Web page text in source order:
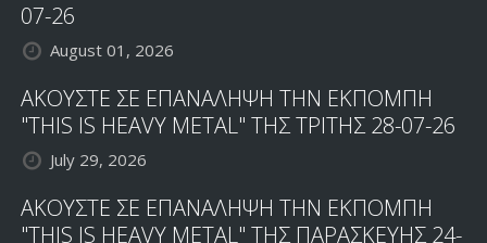
07-26
August 01, 2026
ΑΚΟΥΣΤΕ ΣΕ ΕΠΑΝΑΛΗΨΗ ΤΗΝ ΕΚΠΟΜΠΗ
"THIS IS HEAVY METAL" ΤΗΣ ΤΡΙΤΗΣ 28-07-26
July 29, 2026
ΑΚΟΥΣΤΕ ΣΕ ΕΠΑΝΑΛΗΨΗ ΤΗΝ ΕΚΠΟΜΠΗ
"THIS IS HEAVY METAL" ΤΗΣ ΠΑΡΑΣΚΕΥΗΣ 24-